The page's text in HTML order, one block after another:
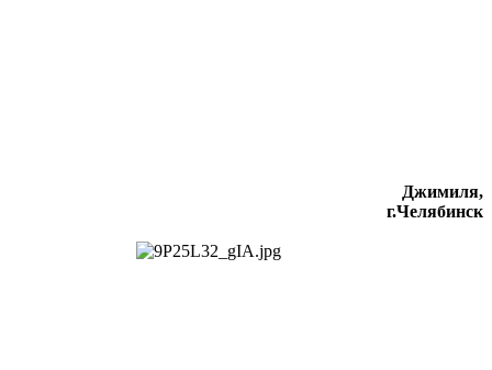
Джимиля,
г.Челябинск